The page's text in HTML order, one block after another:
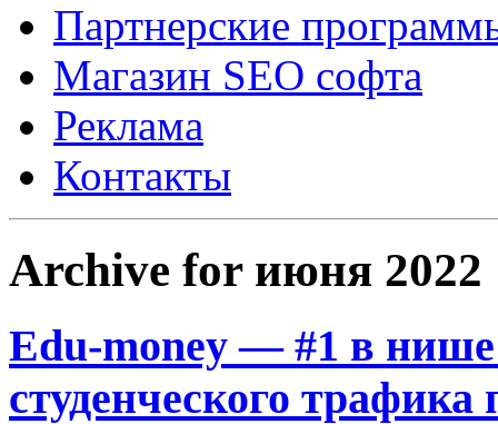
Партнерские
Магазин SEO софта
Реклама
Контакты
Archive for июня 2022
Edu-money — #1 в нише
студенческого